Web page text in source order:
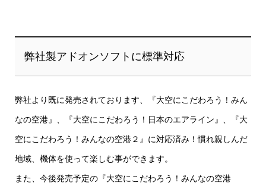
弊社製アドオンソフトに標準対応
弊社より既に発売されております、『大空にこだわろう！みん
なの空港』、『大空にこだわろう！日本のエアライン』、『大
空にこだわろう！みんなの空港２』に対応済み！慣れ親しんだ
地域、機体を使って楽しむ事ができます。
また、今後発売予定の『大空にこだわろう！みんなの空港